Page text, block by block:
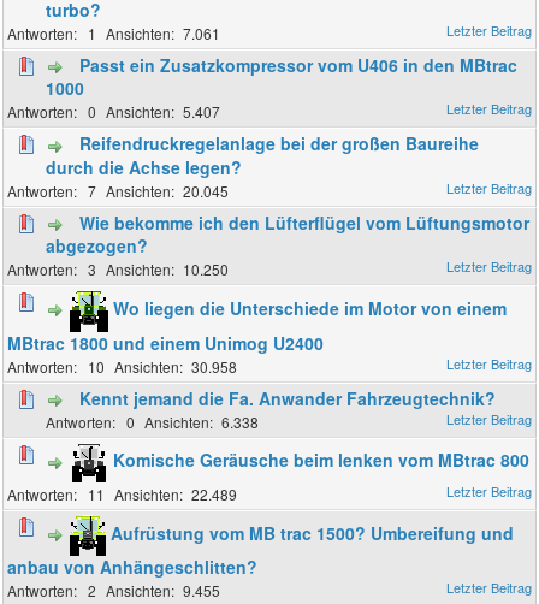
turbo?
1 7.061
Passt ein Zusatzkompressor vom U406 in den MBtrac
1000
0 5.407
Reifendruckregelanlage bei der großen Baureihe
durch die Achse legen?
7 20.045
Wie bekomme ich den Lüfterflügel vom Lüftungsmotor
abgezogen?
3 10.250
Wo liegen die Unterschiede im Motor von einem
MBtrac 1800 und einem Unimog U2400
10 30.958
Kennt jemand die Fa. Anwander Fahrzeugtechnik?
0 6.338
Komische Geräusche beim lenken vom MBtrac 800
11 22.489
Aufrüstung vom MB trac 1500? Umbereifung und
anbau von Anhängeschlitten?
2 9.455